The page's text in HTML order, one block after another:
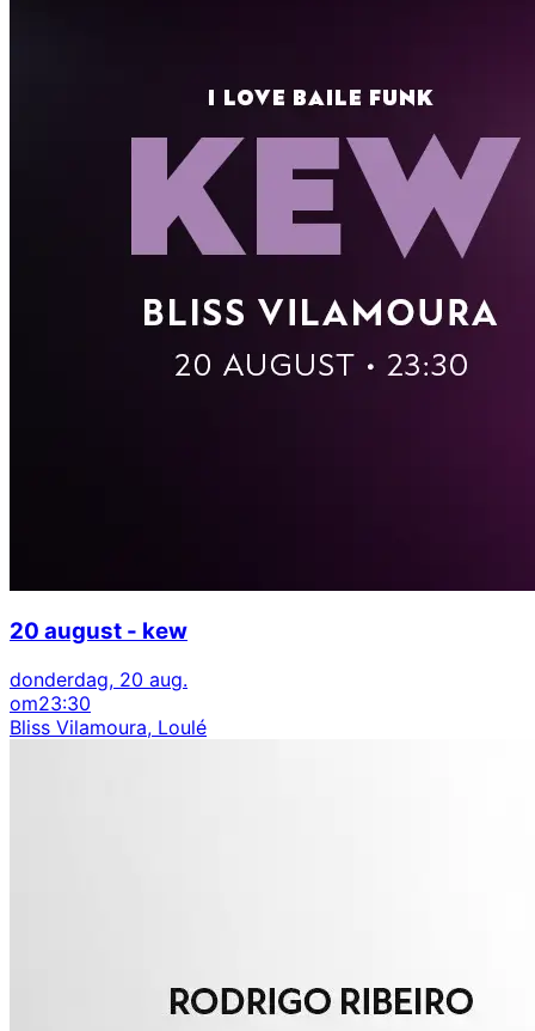
20 august - kew
donderdag, 20 aug.
om23:30
Bliss Vilamoura, Loulé